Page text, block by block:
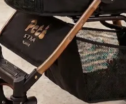
含)以下 18個月；12kg以上 12個月